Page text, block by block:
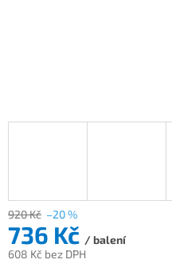
920 Kč –20 %
736 Kč / balení
608 Kč bez DPH